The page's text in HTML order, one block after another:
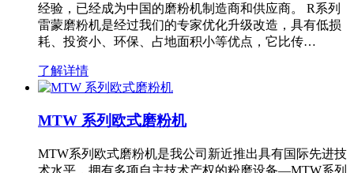
经验，已经成为中国的磨粉机制造商和供应商。 R系列
雷蒙磨粉机是经过我们的专家优化升级改造，具有低损
耗、投资小、环保、占地面积小等优点，它比传…
了解详情
MTW 系列欧式磨粉机
MTW系列欧式磨粉机是我公司新近推出具有国际先进技